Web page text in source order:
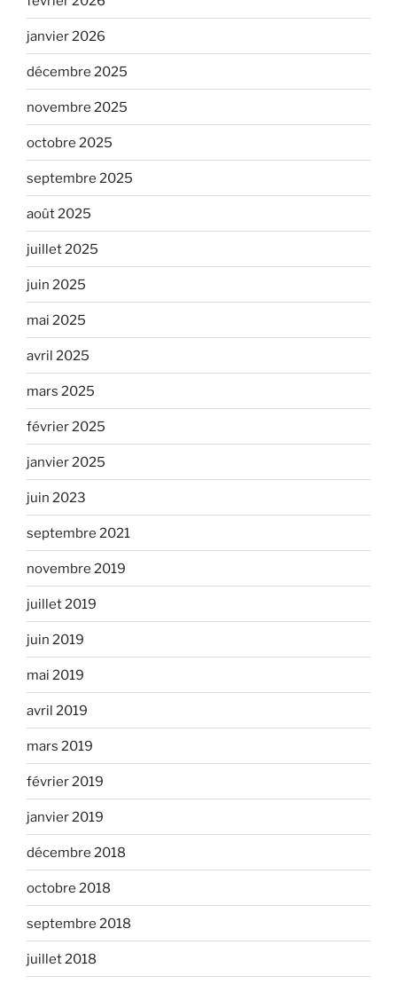
janvier 2026
décembre 2025
novembre 2025
octobre 2025
septembre 2025
août 2025
juillet 2025
juin 2025
mai 2025
avril 2025
mars 2025
février 2025
janvier 2025
juin 2023
septembre 2021
novembre 2019
juillet 2019
juin 2019
mai 2019
avril 2019
mars 2019
février 2019
janvier 2019
décembre 2018
octobre 2018
septembre 2018
juillet 2018